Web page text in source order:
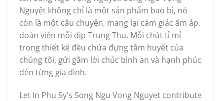
Nguyệt không chỉ là một sản phẩm bao bì, nó
còn là một câu chuyện, mang lại cảm giác ấm áp,
đoàn viên mỗi dịp Trung Thu. Mỗi chút tỉ mỉ
trong thiết kế đều chứa đựng tâm huyết của
chúng tôi, gửi gắm lời chúc bình an và hạnh phúc
đến từng gia đình.
Let In Phu Sy's Song Ngu Vong Nguyet contribute